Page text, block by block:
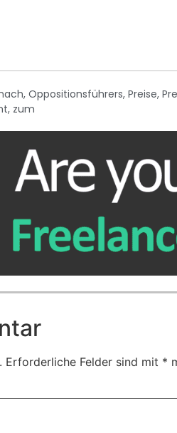
, Oppositionsführers, Preise,
, zum
Erforderliche Felder sind mit *